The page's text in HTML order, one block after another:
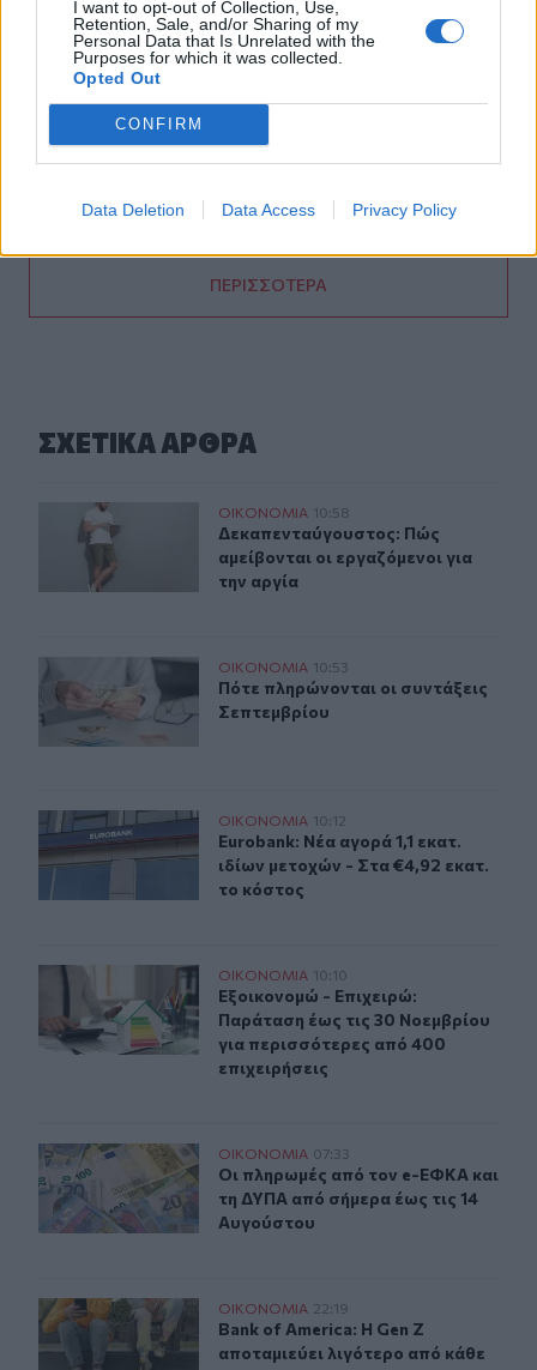
I want to opt-out of Collection, Use,
Retention, Sale, and/or Sharing of my
Personal Data that Is Unrelated with the
Purposes for which it was collected.
Opted Out
CONFIRM
Data Deletion Data Access Privacy Policy
πρόληψη δεν καταργεί τον κίνδυνο πυρκαγιάς»
Νεκρός 72χρονος Σουηδός σε παραλία της Ρόδου
που κατανάλωσε αλκοόλ - Δύο συλλήψεις
ΠΕΡΙΣΣΟΤΕΡΑ
ΣΧΕΤΙΚA AΡΘΡΑ
Δεκαπενταύγουστος: Πώς αμείβονται οι εργαζόμενοι
ΟΙΚΟΝΟΜΙΑ 10:58
Δεκαπενταύγουστος: Πώς
Δεκαπενταύγουστος: Πώς
αμείβονται οι εργαζόμενοι για
την αργία
Πότε πληρώνονται οι συντάξεις Σεπτεμβρίου
ΟΙΚΟΝΟΜΙΑ 10:53
Πότε πληρώνονται οι συντάξεις
Πότε πληρώνονται οι συντάξεις
Σεπτεμβρίου
Eurobank: Νέα αγορά 1,1 εκατ. ιδίων μετοχών - Στα
ΟΙΚΟΝΟΜΙΑ 10:12
Eurobank: Νέα αγορά 1,1 εκατ.
Eurobank: Νέα αγορά 1,1 εκατ.
ιδίων μετοχών - Στα €4,92 εκατ.
το κόστος
Εξοικονομώ - Επιχειρώ: Παράταση έως τις 30
ΟΙΚΟΝΟΜΙΑ 10:10
Εξοικονομώ - Επιχειρώ: Παράταση
Εξοικονομώ - Επιχειρώ:
Παράταση έως τις 30 Νοεμβρίου
για περισσότερες από 400
επιχειρήσεις
Οι πληρωμές από τον e-ΕΦΚΑ και τη ΔΥΠΑ από σήμερα
ΟΙΚΟΝΟΜΙΑ 07:33
Οι πληρωμές από τον e-ΕΦΚΑ και
Οι πληρωμές από τον e-ΕΦΚΑ και
τη ΔΥΠΑ από σήμερα έως τις 14
Αυγούστου
Bank of America: Η Gen Z αποταμιεύει λιγότερο από
ΟΙΚΟΝΟΜΙΑ 22:19
Bank of America: Η Gen Z
Bank of America: Η Gen Z
αποταμιεύει λιγότερο από κάθε